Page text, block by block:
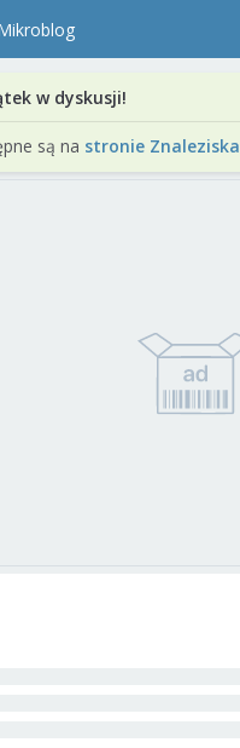
w dyskusji!
są na stronie Znaleziska